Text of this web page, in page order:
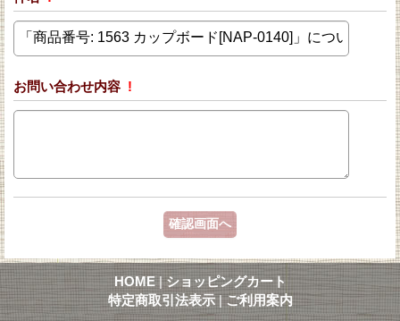
お問い合わせ内容 !
HOME | ショッピングカート
特定商取引法表示 | ご利用案内